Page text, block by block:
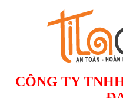
CÔNG TY